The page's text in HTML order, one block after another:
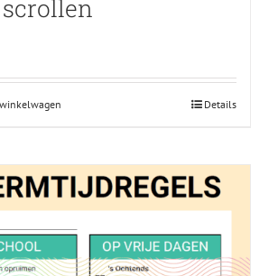
Details